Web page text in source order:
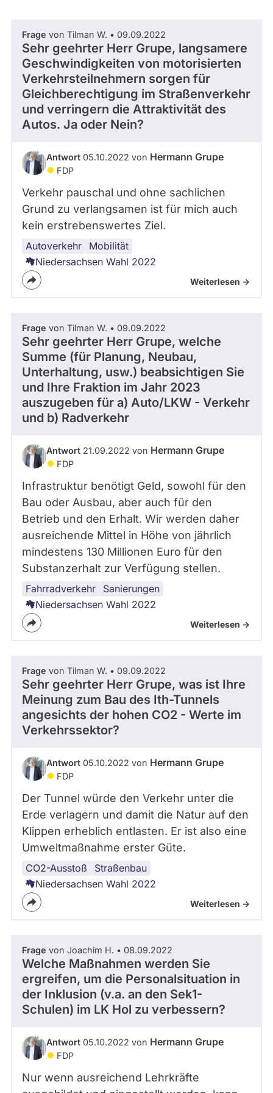
befragt
werden.
Thema
- Alle -
Antwort Status
- Alle -
Frage von Tilman W. • 09.09.2022
Sehr geehrter Herr Grupe, langsamere
Geschwindigkeiten von motorisierten
Verkehrsteilnehmern sorgen für
Gleichberechtigung im Straßenverkehr
und verringern die Attraktivität des
Autos. Ja oder Nein?
Antwort 05.10.2022 von Hermann Grupe
FDP
Verkehr pauschal und ohne sachlichen
Grund zu verlangsamen ist für mich auch
kein erstrebenswertes Ziel.
Autoverkehr
Mobilität
Niedersachsen Wahl 2022
Weiterlesen ->
Frage von Tilman W. • 09.09.2022
Sehr geehrter Herr Grupe, welche
Summe (für Planung, Neubau,
Unterhaltung, usw.) beabsichtigen Sie
und Ihre Fraktion im Jahr 2023
auszugeben für a) Auto/LKW - Verkehr
und b) Radverkehr
Antwort 21.09.2022 von Hermann Grupe
FDP
Infrastruktur benötigt Geld, sowohl für den
Bau oder Ausbau, aber auch für den
Betrieb und den Erhalt. Wir werden daher
ausreichende Mittel in Höhe von jährlich
mindestens 130 Millionen Euro für den
Substanzerhalt zur Verfügung stellen.
Fahrradverkehr Sanierungen
Infrastruktur
Autoverkehr
Niedersachsen Wahl 2022
Weiterlesen ->
Frage von Tilman W. • 09.09.2022
Sehr geehrter Herr Grupe, was ist Ihre
Meinung zum Bau des Ith-Tunnels
angesichts der hohen CO2 - Werte im
Verkehrssektor?
Antwort 05.10.2022 von Hermann Grupe
FDP
Der Tunnel würde den Verkehr unter die
Erde verlagern und damit die Natur auf den
Klippen erheblich entlasten. Er ist also eine
Umweltmaßnahme erster Güte.
CO2-Ausstoß Straßenbau
Mobilität
Niedersachsen Wahl 2022
Weiterlesen ->
Frage von Joachim H. • 08.09.2022
Welche Maßnahmen werden Sie
ergreifen, um die Personalsituation in
der Inklusion (v.a. an den Sek1-
Schulen) im LK Hol zu verbessern?
Antwort 05.10.2022 von Hermann Grupe
FDP
Nur wenn ausreichend Lehrkräfte